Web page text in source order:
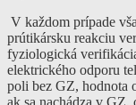
V každom prípade
prútikársku reakciu
fyziologická
elektrického odporu
poli bez GZ, hodnota
ak sa nachádza v